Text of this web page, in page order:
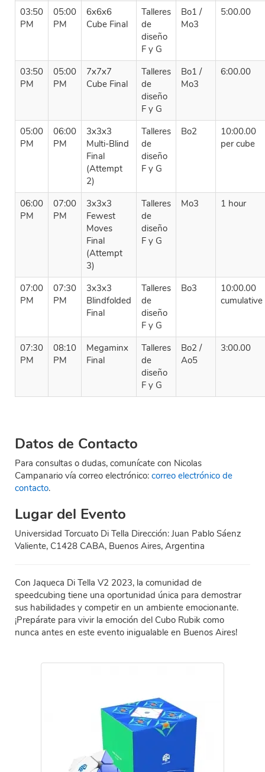
03:50
PM
05:00
PM
6x6x6
Cube Final
Talleres
de
diseño
F y G
Bo1 /
Mo3
5:00.00
03:50
PM
05:00
PM
7x7x7
Cube Final
Talleres
de
diseño
F y G
Bo1 /
Mo3
6:00.00
05:00
PM
06:00
PM
3x3x3
Multi-Blind
Final
(Attempt
2)
Talleres
de
diseño
F y G
Bo2
10:00.00
per cube
06:00
PM
07:00
PM
3x3x3
Fewest
Moves
Final
(Attempt
3)
Talleres
de
diseño
F y G
Mo3 1 hour
07:00
PM
07:30
PM
3x3x3
Blindfolded
Final
Talleres
de
diseño
F y G
Bo3
10:00.00
cumulative
07:30
PM
08:10
PM
Megaminx
Final
Talleres
de
diseño
F y G
Bo2 /
Ao5
3:00.00
Datos de Contacto
Para consultas o dudas, comunícate con Nicolas
Campanario vía correo electrónico: correo electrónico de
contacto.
Lugar del Evento
Universidad Torcuato Di Tella Dirección: Juan Pablo Sáenz
Valiente, C1428 CABA, Buenos Aires, Argentina
Con Jaqueca Di Tella V2 2023, la comunidad de
speedcubing tiene una oportunidad única para demostrar
sus habilidades y competir en un ambiente emocionante.
¡Prepárate para vivir la emoción del Cubo Rubik como
nunca antes en este evento inigualable en Buenos Aires!